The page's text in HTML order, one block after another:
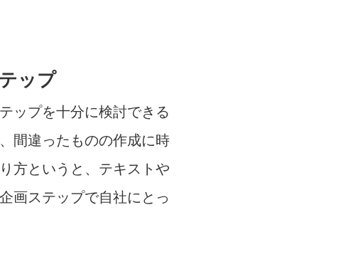
ップ
ップを十分に検討できる
間違ったものの作成に時
方というと、テキストや
画ステップで自社にとっ